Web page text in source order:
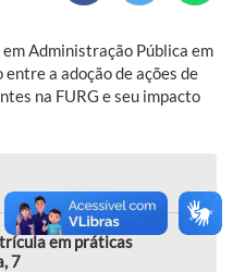
Administração Pública em
a adoção de ações de
na FURG e seu impacto
em práticas
7